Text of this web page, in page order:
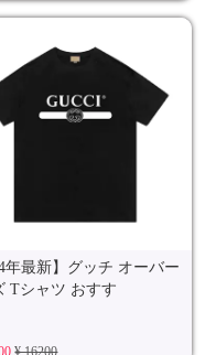
年最新】グッチ オーバー
Tシャツ おすす
¥ 16200